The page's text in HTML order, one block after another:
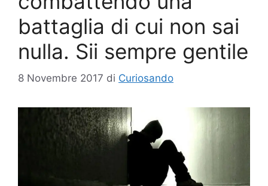
battaglia di cui non sai
nulla. Sii sempre gentile
8 Novembre 2017 di Curiosando